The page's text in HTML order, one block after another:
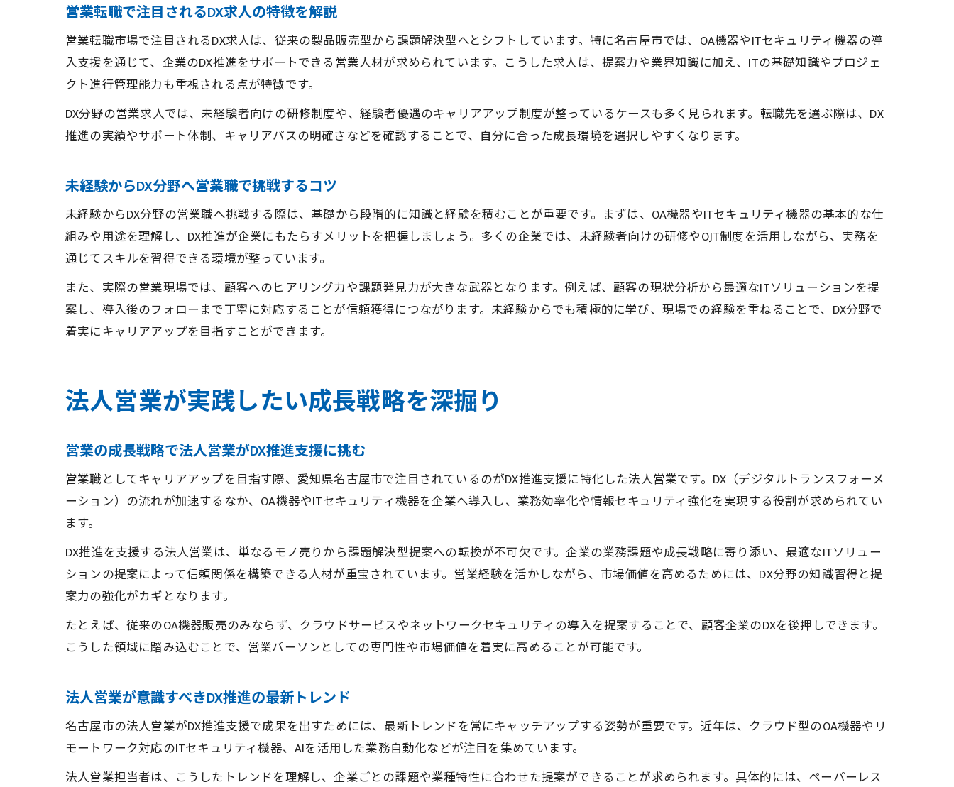
DX推進支援で営業が目指す柔軟な働き方とは
営業職の未来を切り拓くDX分野の可能性
DX推進支援で営業の働き方改革が進む理由
営業転職で注目されるDX求人の特徴を解説
営業転職市場で注目されるDX求人は、従来の製品販売型から課題解決型へとシフトしています。特に名古屋市では、OA機器やITセキュリティ機器の導
入支援を通じて、企業のDX推進をサポートできる営業人材が求められています。こうした求人は、提案力や業界知識に加え、ITの基礎知識やプロジェ
クト進行管理能力も重視される点が特徴です。
DX分野の営業求人では、未経験者向けの研修制度や、経験者優遇のキャリアアップ制度が整っているケースも多く見られます。転職先を選ぶ際は、DX
推進の実績やサポート体制、キャリアパスの明確さなどを確認することで、自分に合った成長環境を選択しやすくなります。
未経験からDX分野へ営業職で挑戦するコツ
未経験からDX分野の営業職へ挑戦する際は、基礎から段階的に知識と経験を積むことが重要です。まずは、OA機器やITセキュリティ機器の基本的な仕
組みや用途を理解し、DX推進が企業にもたらすメリットを把握しましょう。多くの企業では、未経験者向けの研修やOJT制度を活用しながら、実務を
通じてスキルを習得できる環境が整っています。
また、実際の営業現場では、顧客へのヒアリング力や課題発見力が大きな武器となります。例えば、顧客の現状分析から最適なITソリューションを提
案し、導入後のフォローまで丁寧に対応することが信頼獲得につながります。未経験からでも積極的に学び、現場での経験を重ねることで、DX分野で
着実にキャリアアップを目指すことができます。
法人営業が実践したい成長戦略を深掘り
営業の成長戦略で法人営業がDX推進支援に挑む
営業職としてキャリアアップを目指す際、愛知県名古屋市で注目されているのがDX推進支援に特化した法人営業です。DX（デジタルトランスフォーメ
ーション）の流れが加速するなか、OA機器やITセキュリティ機器を企業へ導入し、業務効率化や情報セキュリティ強化を実現する役割が求められてい
ます。
DX推進を支援する法人営業は、単なるモノ売りから課題解決型提案への転換が不可欠です。企業の業務課題や成長戦略に寄り添い、最適なITソリュー
ションの提案によって信頼関係を構築できる人材が重宝されています。営業経験を活かしながら、市場価値を高めるためには、DX分野の知識習得と提
案力の強化がカギとなります。
たとえば、従来のOA機器販売のみならず、クラウドサービスやネットワークセキュリティの導入を提案することで、顧客企業のDXを後押しできます。
こうした領域に踏み込むことで、営業パーソンとしての専門性や市場価値を着実に高めることが可能です。
法人営業が意識すべきDX推進の最新トレンド
名古屋市の法人営業がDX推進支援で成果を出すためには、最新トレンドを常にキャッチアップする姿勢が重要です。近年は、クラウド型のOA機器やリ
モートワーク対応のITセキュリティ機器、AIを活用した業務自動化などが注目を集めています。
法人営業担当者は、こうしたトレンドを理解し、企業ごとの課題や業種特性に合わせた提案ができることが求められます。具体的には、ペーパーレス